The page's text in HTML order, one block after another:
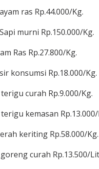
ras Rp.44.000/Kg.
murni Rp.150.000/Kg.
Ras Rp.27.800/Kg.
konsumsi Rp.18.000/Kg.
curah Rp.9.000/Kg.
kemasan
keriting Rp.58.000/Kg.
curah Rp.13.500/